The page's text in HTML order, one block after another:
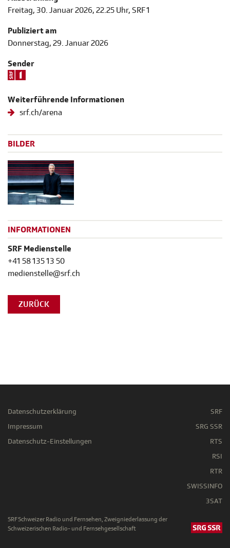
Freitag, 30. Januar 2026, 22.25 Uhr, SRF 1
Publiziert am
Donnerstag, 29. Januar 2026
Sender
Weiterführende Informationen
srf.ch/arena
BILDER
INFORMATIONEN
SRF Medienstelle
+41 58 135 13 50
medienstelle@srf.ch
ZURÜCK
Datenschutzerklärung
Impressum
Datenschutz-Einstellungen
SRF
SRG SSR
RTS
RSI
RTR
SWISSINFO
3SAT
SRF Schweizer Radio und Fernsehen, Zweigniederlassung der
Schweizerischen Radio- und Fernsehgesellschaft